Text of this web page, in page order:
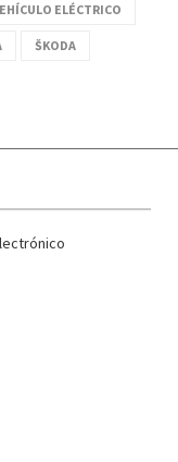
ELÉCTRICO
ŠKODA